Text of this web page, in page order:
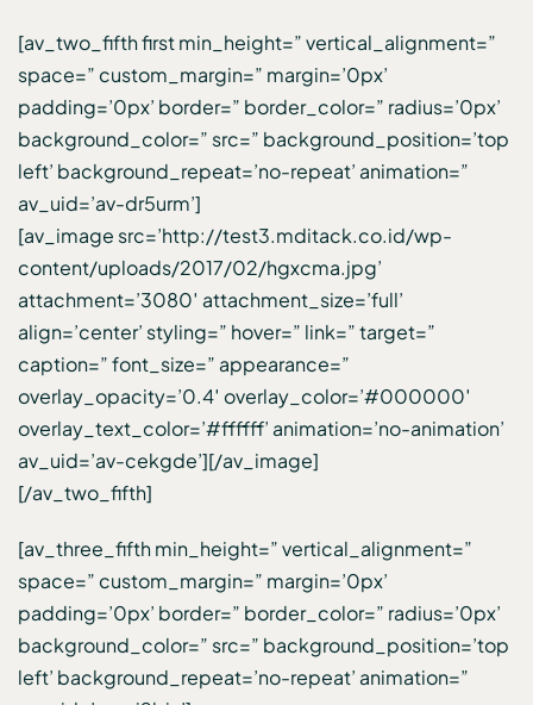
[av_two_fifth first min_height=” vertical_alignment=”
space=” custom_margin=” margin=’0px’
padding=’0px’ border=” border_color=” radius=’0px’
background_color=” src=” background_position=’top
left’ background_repeat=’no-repeat’ animation=”
av_uid=’av-dr5urm’]
[av_image src=’http://test3.mditack.co.id/wp-
content/uploads/2017/02/hgxcma.jpg’
attachment=’3080′ attachment_size=’full’
align=’center’ styling=” hover=” link=” target=”
caption=” font_size=” appearance=”
overlay_opacity=’0.4′ overlay_color=’#000000′
overlay_text_color=’#ffffff’ animation=’no-animation’
av_uid=’av-cekgde’][/av_image]
[/av_two_fifth]
[av_three_fifth min_height=” vertical_alignment=”
space=” custom_margin=” margin=’0px’
padding=’0px’ border=” border_color=” radius=’0px’
background_color=” src=” background_position=’top
left’ background_repeat=’no-repeat’ animation=”